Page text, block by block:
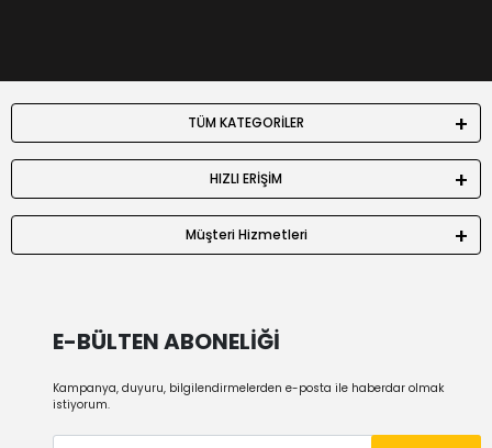
TÜM KATEGORİLER
HIZLI ERİŞİM
Müşteri Hizmetleri
E-BÜLTEN ABONELİĞİ
Kampanya, duyuru, bilgilendirmelerden e-posta ile haberdar olmak
istiyorum.